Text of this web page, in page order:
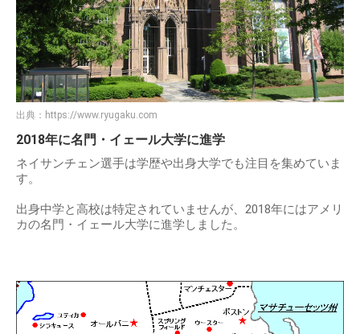
出典： https://www.ryugaku.com
2018年に名門・イェール大学に進学
ネイサンチェン選手は学歴や出身大学でも注目を集めていま
す。
出身中学と高校は特定されていませんが、2018年にはアメリ
カの名門・イェール大学に進学しました。